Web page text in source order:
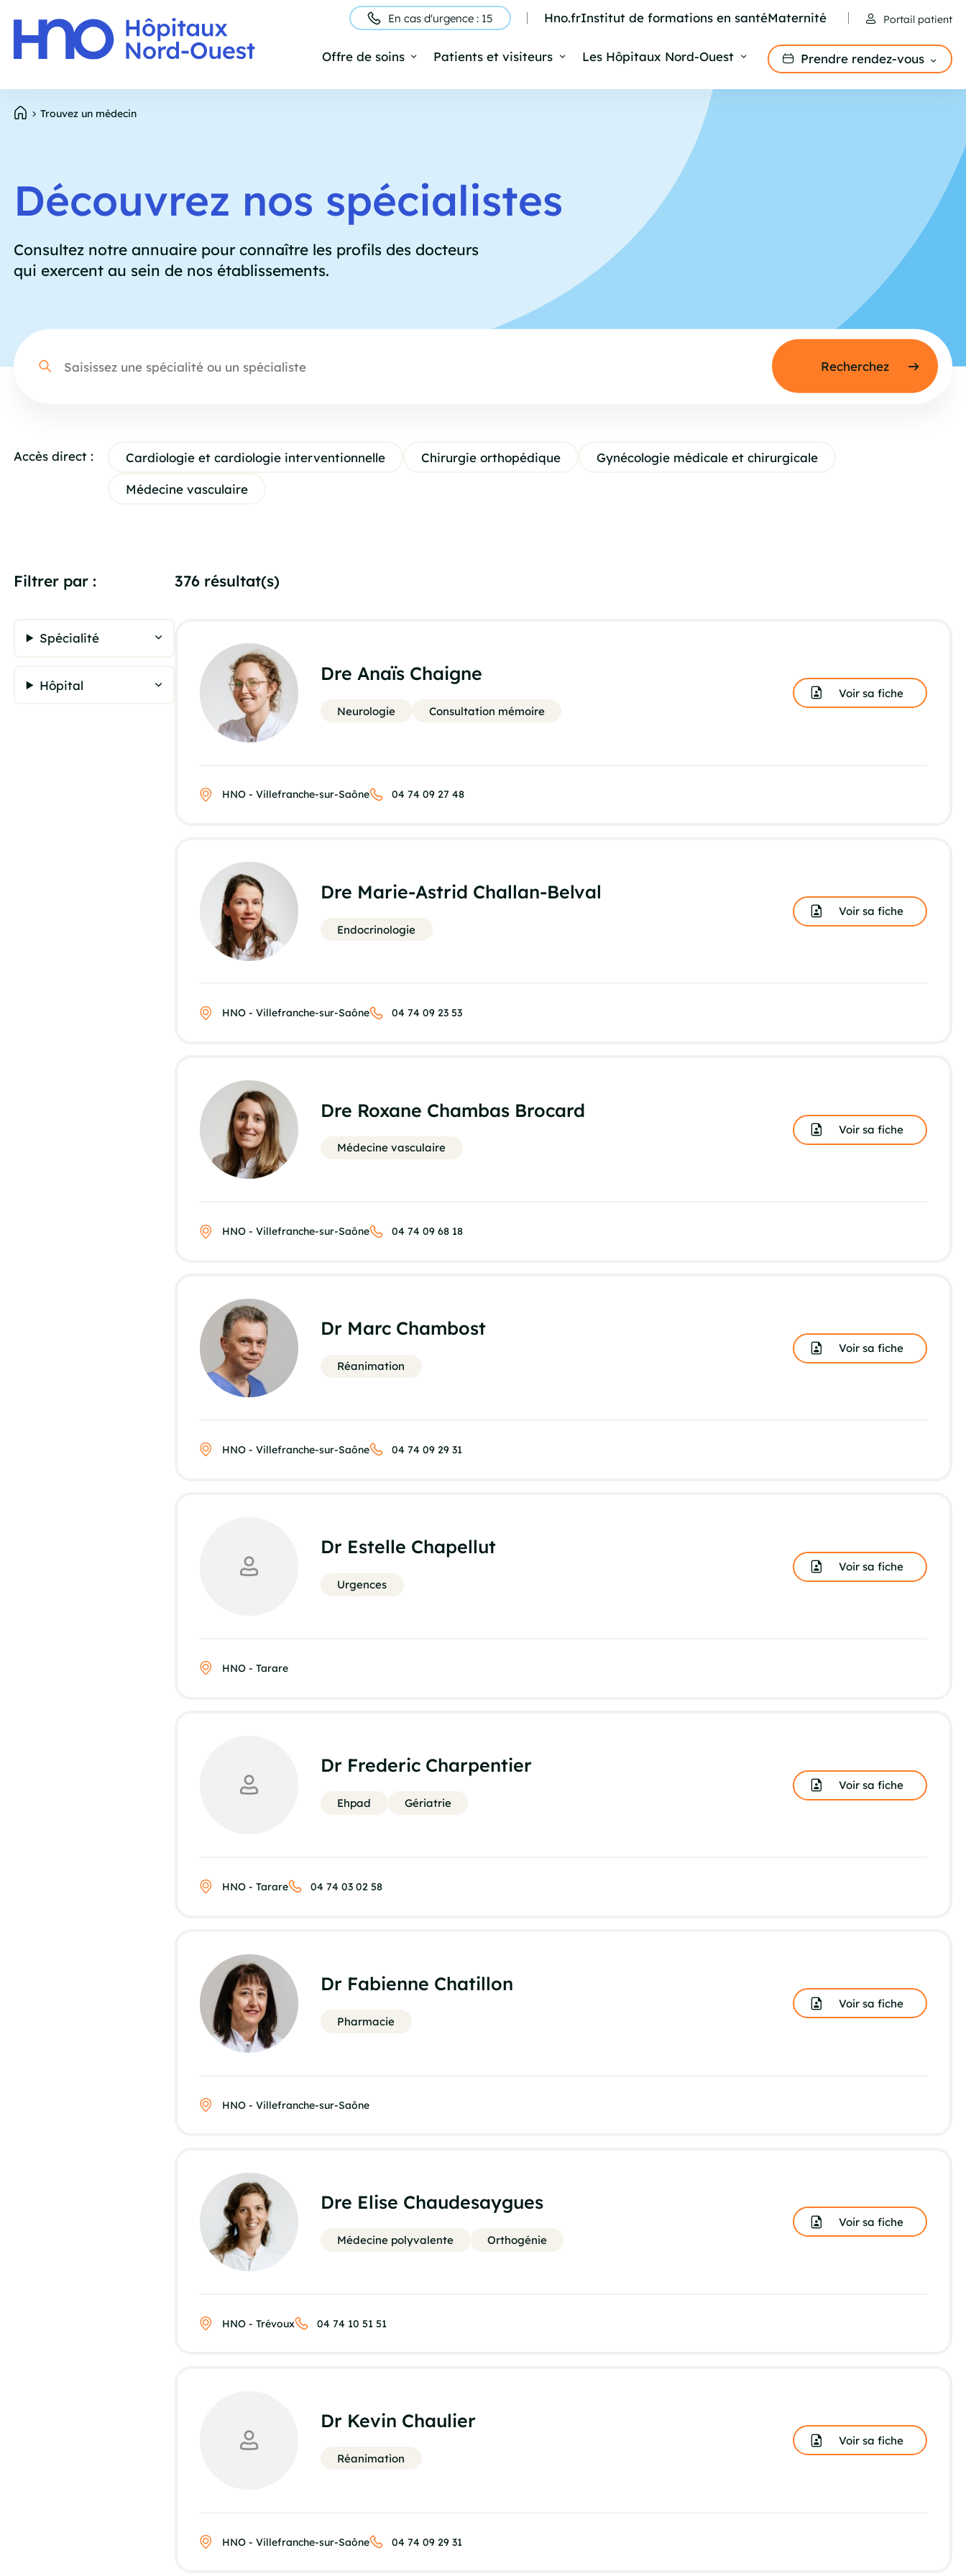
au
Entête
En cas d'urgence : 15 Hno.frInstitut de formations en santéMaternité Portail patient
Navigation
Offre de soins Patients et visiteurs Les Hôpitaux Nord-Ouest Prendre rendez-vous
d'Ariane
Trouvez un médecin
Découvrez nos spécialistes
Consultez notre annuaire pour connaître les profils des docteurs
qui exercent au sein de nos établissements.
Accès direct : Cardiologie et cardiologie interventionnelle Chirurgie orthopédique Gynécologie médicale et chirurgicale
Médecine vasculaire
Filtrer par :
Spécialité
Hôpital
376 résultat(s)
Dre Anaïs Chaigne
Neurologie Consultation mémoire
Voir sa fiche
HNO - Villefranche-sur-Saône 04 74 09 27 48
Dre Marie-Astrid Challan-Belval
Endocrinologie
Voir sa fiche
HNO - Villefranche-sur-Saône 04 74 09 23 53
Dre Roxane Chambas Brocard
Médecine vasculaire
Voir sa fiche
HNO - Villefranche-sur-Saône 04 74 09 68 18
Dr Marc Chambost
Réanimation
Voir sa fiche
HNO - Villefranche-sur-Saône 04 74 09 29 31
Dr Estelle Chapellut
Urgences
Voir sa fiche
HNO - Tarare
Dr Frederic Charpentier
Ehpad Gériatrie
Voir sa fiche
HNO - Tarare 04 74 03 02 58
Dr Fabienne Chatillon
Pharmacie
Voir sa fiche
HNO - Villefranche-sur-Saône
Dre Elise Chaudesaygues
Médecine polyvalente Orthogénie
Voir sa fiche
HNO - Trévoux 04 74 10 51 51
Dr Kevin Chaulier
Réanimation
Voir sa fiche
HNO - Villefranche-sur-Saône 04 74 09 29 31